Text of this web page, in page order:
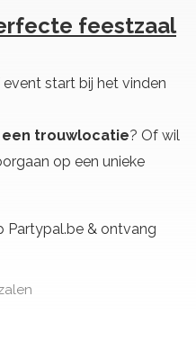
feestzaal
start bij het vinden
een trouwlocatie? Of wil
op een unieke
Partypal.be & ontvang